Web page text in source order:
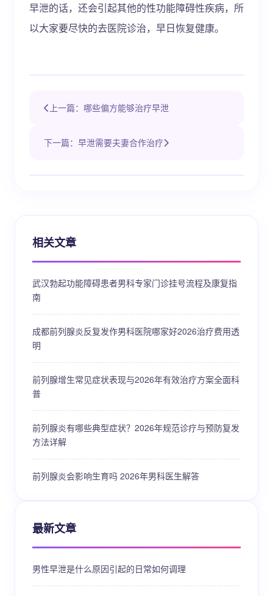
早泄的话，还会引起其他的性功能障碍性疾病，所
以大家要尽快的去医院诊治，早日恢复健康。
上一篇：哪些偏方能够治疗早泄
下一篇：早泄需要夫妻合作治疗
相关文章
武汉勃起功能障碍患者男科专家门诊挂号流程及康复指
南
成都前列腺炎反复发作男科医院哪家好2026治疗费用透
明
前列腺增生常见症状表现与2026年有效治疗方案全面科
普
前列腺炎有哪些典型症状？2026年规范诊疗与预防复发
方法详解
前列腺炎会影响生育吗 2026年男科医生解答
最新文章
男性早泄是什么原因引起的日常如何调理